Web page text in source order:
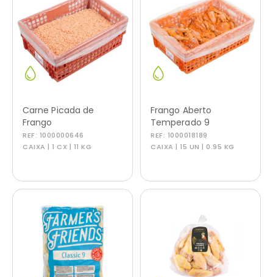
Carne Picada de
Frango
REF: 1000000646
CAIXA | 1 CX | 11 KG
Frango Aberto
Temperado 9
REF: 1000018189
CAIXA | 15 UN | 0.95 KG